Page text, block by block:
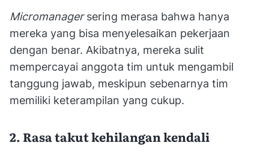
Micromanagersering merasa bahwa hanya
mereka yang bisa menyelesaikan pekerjaan
dengan benar. Akibatnya, mereka sulit
mempercayai anggota tim untuk mengambil
tanggung jawab, meskipun sebenarnya tim
memiliki keterampilan yang cukup.
2. Rasa takut kehilangan kendali